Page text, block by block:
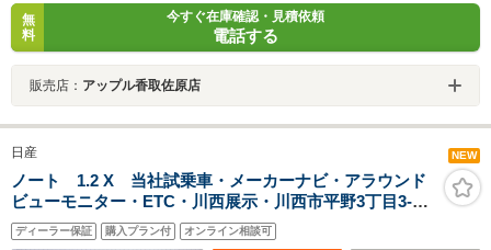
無
料
今すぐ在庫確認・見積依頼
電話する
販売店： アップル香取佐原店
日産 NEW
ノート 1.2 X 当社試乗車・メーカーナビ・アラウンド
ビューモニター・ETC・川西展示・川西市平野3丁目3-
40・072-793-0231
ディーラー保証 購入プラン付 オンライン相談可